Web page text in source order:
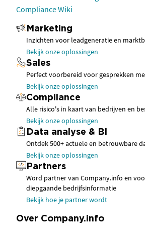
Compliance Wiki
Marketing
Inzichten voor leadgeneratie en
Bekijk onze oplossingen
Sales
Perfect voorbereid voor gesprekken
Bekijk onze oplossingen
Compliance
Alle risico's in kaart van bedrijven en
Bekijk onze oplossingen
Data analyse & BI
Ontdek 500+ actuele en betrouwbare
Bekijk onze oplossingen
Partners
Word partner van Company.info en
diepgaande bedrijfsinformatie
Bekijk hoe je partner wordt
Over Company.info